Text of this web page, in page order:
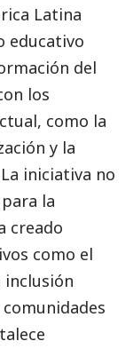
Latina
educativo
del
los
como la
y la
iniciativa no
la
creado
como el